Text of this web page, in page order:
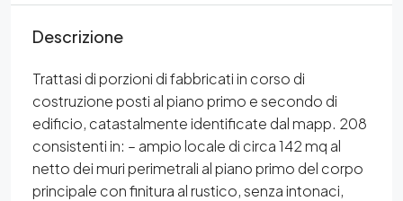
Descrizione
Trattasi di porzioni di fabbricati in corso di
costruzione posti al piano primo e secondo di
edificio, catastalmente identificate dal mapp. 208
consistenti in: – ampio locale di circa 142 mq al
netto dei muri perimetrali al piano primo del corpo
principale con finitura al rustico, senza intonaci,